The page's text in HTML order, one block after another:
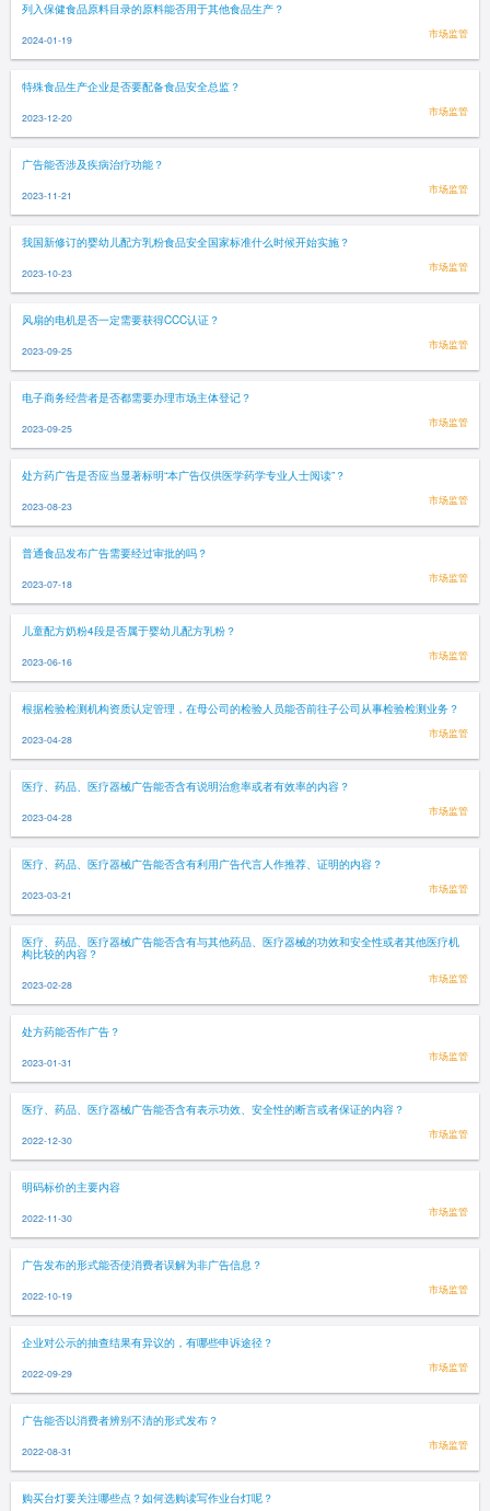
列入保健食品原料目录的原料能否用于其他食品生产？
2024-01-19 市场监管
特殊食品生产企业是否要配备食品安全总监？
2023-12-20 市场监管
广告能否涉及疾病治疗功能？
2023-11-21 市场监管
我国新修订的婴幼儿配方乳粉食品安全国家标准什么时候开始实施？
2023-10-23 市场监管
风扇的电机是否一定需要获得CCC认证？
2023-09-25 市场监管
电子商务经营者是否都需要办理市场主体登记？
2023-09-25 市场监管
处方药广告是否应当显著标明“本广告仅供医学药学专业人士阅读”？
2023-08-23 市场监管
普通食品发布广告需要经过审批的吗？
2023-07-18 市场监管
儿童配方奶粉4段是否属于婴幼儿配方乳粉？
2023-06-16 市场监管
根据检验检测机构资质认定管理，在母公司的检验人员能否前往子公司从事检验检测业务？
2023-04-28 市场监管
医疗、药品、医疗器械广告能否含有说明治愈率或者有效率的内容？
2023-04-28 市场监管
医疗、药品、医疗器械广告能否含有利用广告代言人作推荐、证明的内容？
2023-03-21 市场监管
医疗、药品、医疗器械广告能否含有与其他药品、医疗器械的功效和安全性或者其他医疗机
构比较的内容？
2023-02-28 市场监管
处方药能否作广告？
2023-01-31 市场监管
医疗、药品、医疗器械广告能否含有表示功效、安全性的断言或者保证的内容？
2022-12-30 市场监管
明码标价的主要内容
2022-11-30 市场监管
广告发布的形式能否使消费者误解为非广告信息？
2022-10-19 市场监管
企业对公示的抽查结果有异议的，有哪些申诉途径？
2022-09-29 市场监管
广告能否以消费者辨别不清的形式发布？
2022-08-31 市场监管
购买台灯要关注哪些点？如何选购读写作业台灯呢？